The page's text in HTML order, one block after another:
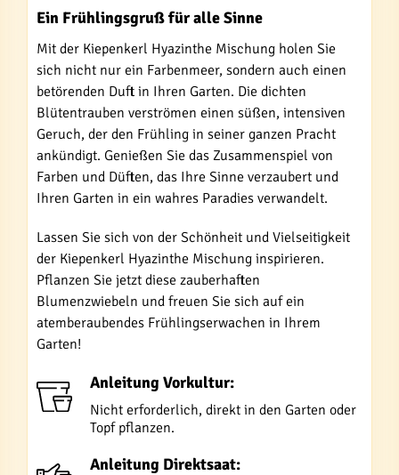
Ein Frühlingsgruß für alle Sinne
Mit der Kiepenkerl Hyazinthe Mischung holen Sie
sich nicht nur ein Farbenmeer, sondern auch einen
betörenden Duft in Ihren Garten. Die dichten
Blütentrauben verströmen einen süßen, intensiven
Geruch, der den Frühling in seiner ganzen Pracht
ankündigt. Genießen Sie das Zusammenspiel von
Farben und Düften, das Ihre Sinne verzaubert und
Ihren Garten in ein wahres Paradies verwandelt.
Lassen Sie sich von der Schönheit und Vielseitigkeit
der Kiepenkerl Hyazinthe Mischung inspirieren.
Pflanzen Sie jetzt diese zauberhaften
Blumenzwiebeln und freuen Sie sich auf ein
atemberaubendes Frühlingserwachen in Ihrem
Garten!
Anleitung Vorkultur:
Nicht erforderlich, direkt in den Garten oder
Topf pflanzen.
Anleitung Direktsaat: